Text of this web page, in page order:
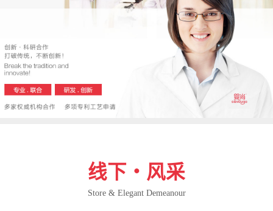
线下・风采
Store & Elegant Demeanour